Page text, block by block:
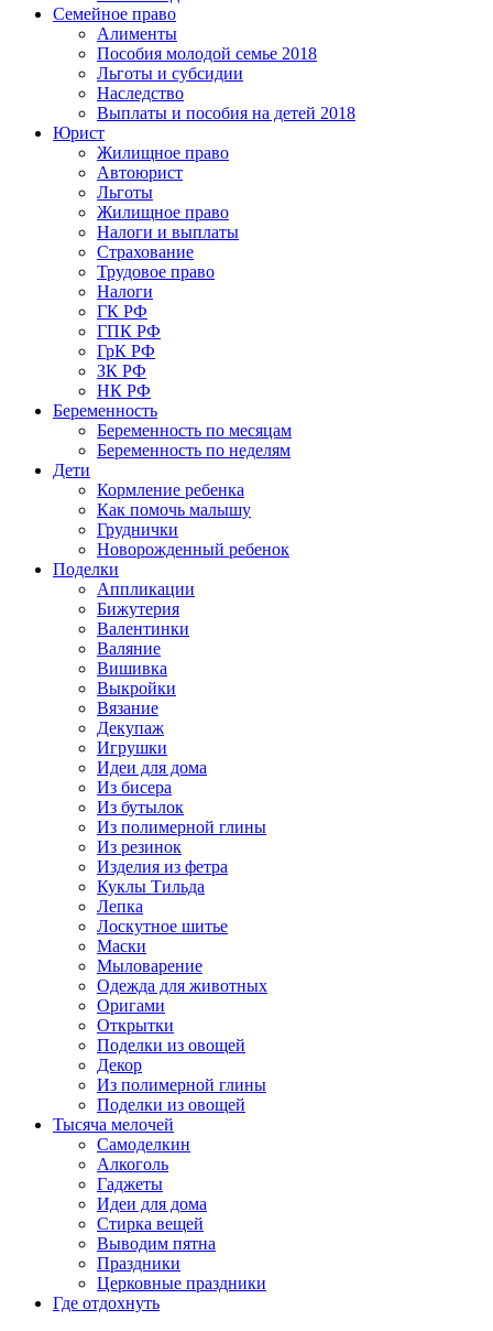
Семейное право
Алименты
Пособия молодой семье 2018
Льготы и субсидии
Наследство
Выплаты и пособия на детей 2018
Юрист
Жилищное право
Автоюрист
Льготы
Жилищное право
Налоги и выплаты
Страхование
Трудовое право
Налоги
ГК РФ
ГПК РФ
ГрК РФ
ЗК РФ
НК РФ
Беременность
Беременность по месяцам
Беременность по неделям
Дети
Кормление ребенка
Как помочь малышу
Груднички
Новорожденный ребенок
Поделки
Аппликации
Бижутерия
Валентинки
Валяние
Вишивка
Выкройки
Вязание
Декупаж
Игрушки
Идеи для дома
Из бисера
Из бутылок
Из полимерной глины
Из резинок
Изделия из фетра
Куклы Тильда
Лепка
Лоскутное шитье
Маски
Мыловарение
Одежда для животных
Оригами
Открытки
Поделки из овощей
Декор
Из полимерной глины
Поделки из овощей
Тысяча мелочей
Самоделкин
Алкоголь
Гаджеты
Идеи для дома
Стирка вещей
Выводим пятна
Праздники
Церковные праздники
Где отдохнуть